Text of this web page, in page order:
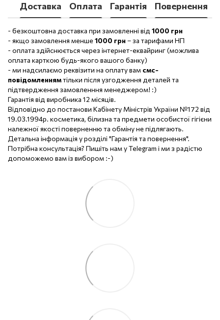
Доставка Оплата Гарантія Повернення
- безкоштовна доставка при замовленні від 1000 грн
- якщо замовлення менше 1000 грн– за тарифами НП
- оплата здійснюється через інтернет-еквайринг (можлива
оплата карткою будь-якого вашого банку)
- ми надсилаємо реквізити на оплату вам смс-
повідомленнямтільки після узгодження деталей та
підтвердження замовленння менеджером! :)
Гарантія від виробника 12 місяців.
Відповідно до постанови Кабінету Міністрів України №172 від
19.03.1994р. косметика, білизна та предмети особистої гігієни
належної якості поверненню та обміну не підлягають.
Детальна інформація у розділі "Гарантія та повернення".
Потрібна консультація? Пишіть нам у Telegram і ми з радістю
допоможемо вам із вибором :-)